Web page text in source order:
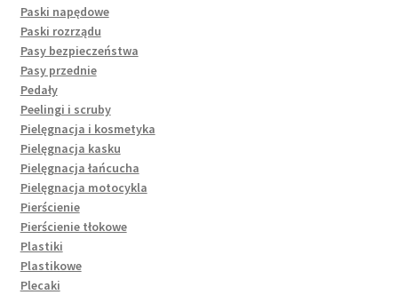
Paski napędowe
Paski rozrządu
Pasy bezpieczeństwa
Pasy przednie
Pedały
Peelingi i scruby
Pielęgnacja i kosmetyka
Pielęgnacja kasku
Pielęgnacja łańcucha
Pielęgnacja motocykla
Pierścienie
Pierścienie tłokowe
Plastiki
Plastikowe
Plecaki